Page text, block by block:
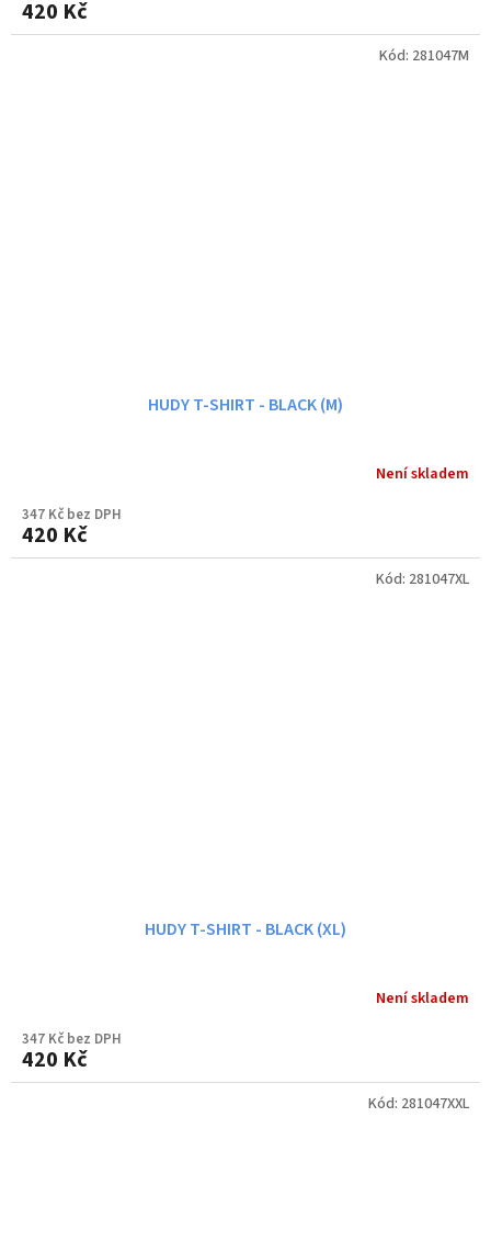
420 Kč
HUDY T-SHIRT - BLACK (M)
Není skladem
347 Kč bez DPH
420 Kč
Kód: 281047M
HUDY T-SHIRT - BLACK (XL)
Není skladem
347 Kč bez DPH
420 Kč
Kód: 281047XL
Kód: 281047XXL